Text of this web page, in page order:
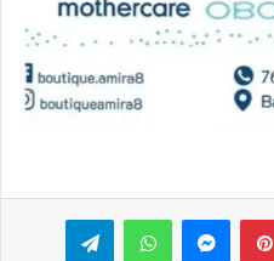
بينتيريستماسنجر واتساب تيلقرام